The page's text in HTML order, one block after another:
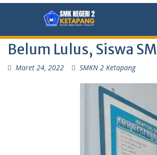
Belum Lulus, Siswa
Maret 24, 2022 SMKN 2 Ketapang